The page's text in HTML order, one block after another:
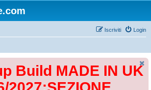
Login
Iscriviti
Build MADE IN UK